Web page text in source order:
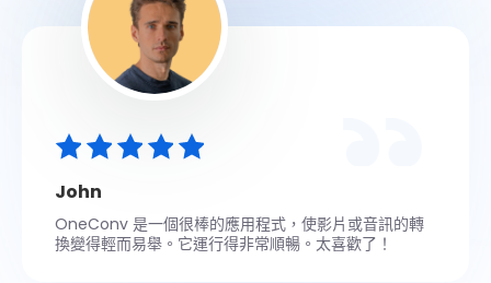
John
OneConv 是一個很棒的應用程式，使影片或音訊的轉
換變得輕而易舉。它運行得非常順暢。太喜歡了！